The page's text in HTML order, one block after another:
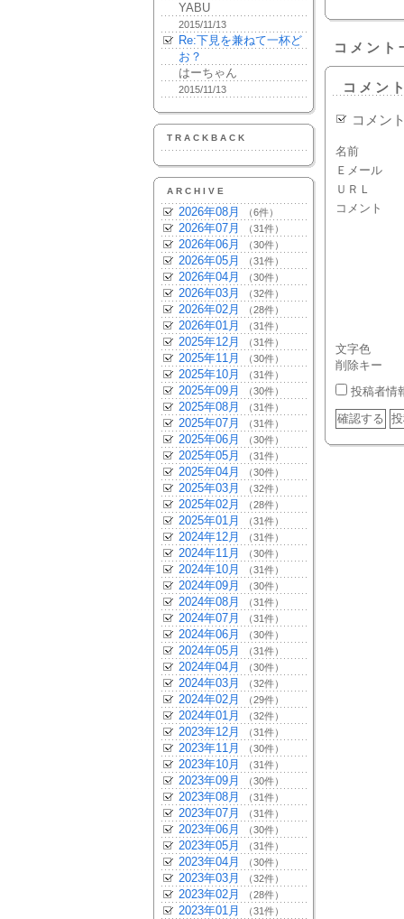
YABU
2015/11/13
Re:下見を兼ねて一杯ど
お？
はーちゃん
2015/11/13
TRACKBACK
ARCHIVE
2026年08月 （6件）
2026年07月 （31件）
2026年06月 （30件）
2026年05月 （31件）
2026年04月 （30件）
2026年03月 （32件）
2026年02月 （28件）
2026年01月 （31件）
2025年12月 （31件）
2025年11月 （30件）
2025年10月 （31件）
2025年09月 （30件）
2025年08月 （31件）
2025年07月 （31件）
2025年06月 （30件）
2025年05月 （31件）
2025年04月 （30件）
2025年03月 （32件）
2025年02月 （28件）
2025年01月 （31件）
2024年12月 （31件）
2024年11月 （30件）
2024年10月 （31件）
2024年09月 （30件）
2024年08月 （31件）
2024年07月 （31件）
2024年06月 （30件）
2024年05月 （31件）
2024年04月 （30件）
2024年03月 （32件）
2024年02月 （29件）
2024年01月 （32件）
2023年12月 （31件）
2023年11月 （30件）
2023年10月 （31件）
2023年09月 （30件）
2023年08月 （31件）
2023年07月 （31件）
2023年06月 （30件）
2023年05月 （31件）
2023年04月 （30件）
2023年03月 （32件）
2023年02月 （28件）
2023年01月 （31件）
コメント
コメン
コメン
名前
Ｅメール
ＵＲＬ
コメント
文字色
削除キー
投稿者情